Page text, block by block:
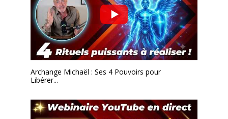
Archange Michaël : Ses 4 Pouvoirs pour
Libérer...